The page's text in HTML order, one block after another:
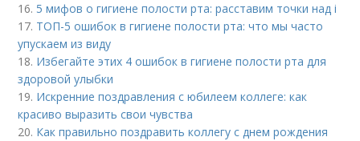
16. 5 мифов о гигиене полости рта: расставим точки над i
17. ТОП-5 ошибок в гигиене полости рта: что мы часто
упускаем из виду
18. Избегайте этих 4 ошибок в гигиене полости рта для
здоровой улыбки
19. Искренние поздравления с юбилеем коллеге: как
красиво выразить свои чувства
20. Как правильно поздравить коллегу с днем рождения